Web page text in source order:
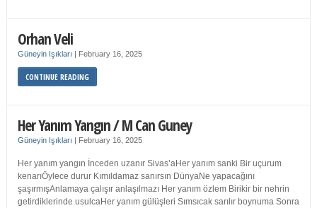
Orhan Veli
Güneyin Işıkları | February 16, 2025
CONTINUE READING
Her Yanım Yangın / M Can Guney
Güneyin Işıkları | February 16, 2025
Her yanım yangın İnceden uzanır Sivas’aHer yanım sanki Bir uçurum
kenarıÖylece durur Kımıldamaz sanırsın DünyaNe yapacağını
şaşırmışAnlamaya çalışır anlaşılmazı Her yanım özlem Birikir bir nehrin
getirdiklerinde usulcaHer yanım gülüşleri Sımsıcak sarılır boynuma Sonra